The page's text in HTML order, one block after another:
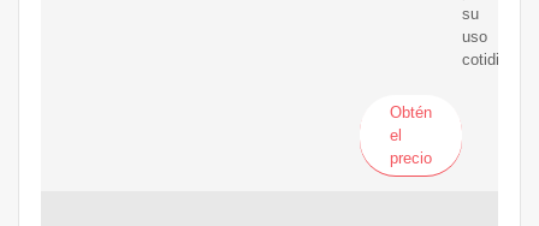
su
uso
cotidiano.
Obtén
el
precio